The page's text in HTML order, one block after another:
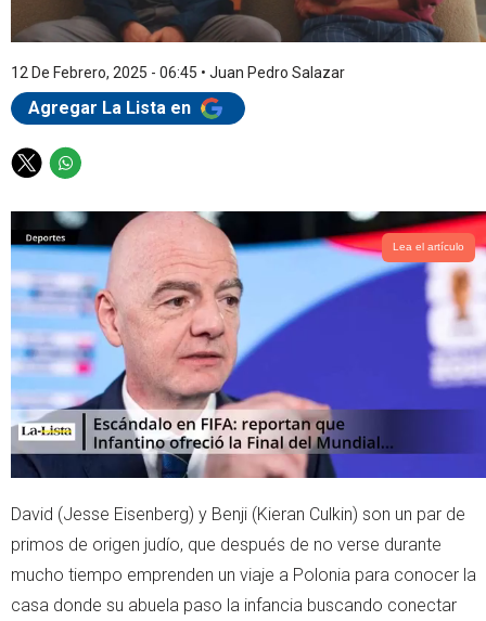
12 De Febrero, 2025 - 06:45 • Juan Pedro Salazar
Agregar La Lista en
T
i
t
e
r
W
a
t
a
p
p
Lea el artículo
David (Jesse Eisenberg) y Benji (Kieran Culkin) son un par de
primos de origen judío, que después de no verse durante
mucho tiempo emprenden un viaje a Polonia para conocer la
casa donde su abuela paso la infancia buscando conectar